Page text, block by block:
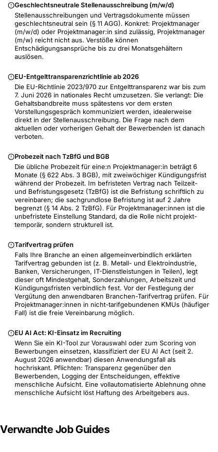
Geschlechtsneutrale Stellenausschreibung (m/w/d)
Stellenausschreibungen und Vertragsdokumente müssen
geschlechtsneutral sein (§ 11 AGG). Konkret: Projektmanager
(m/w/d) oder Projektmanager:in sind zulässig, Projektmanager
(m/w) reicht nicht aus. Verstöße können
Entschädigungsansprüche bis zu drei Monatsgehältern
auslösen.
EU-Entgelttransparenzrichtlinie ab 2026
Die EU-Richtlinie 2023/970 zur Entgelttransparenz war bis zum
7. Juni 2026 in nationales Recht umzusetzen. Sie verlangt: Die
Gehaltsbandbreite muss spätestens vor dem ersten
Vorstellungsgespräch kommuniziert werden, idealerweise
direkt in der Stellenausschreibung. Die Frage nach dem
aktuellen oder vorherigen Gehalt der Bewerbenden ist danach
verboten.
Probezeit nach TzBfG und BGB
Die übliche Probezeit für eine:n Projektmanager:in beträgt 6
Monate (§ 622 Abs. 3 BGB), mit zweiwöchiger Kündigungsfrist
während der Probezeit. Im befristeten Vertrag nach Teilzeit-
und Befristungsgesetz (TzBfG) ist die Befristung schriftlich zu
vereinbaren; die sachgrundlose Befristung ist auf 2 Jahre
begrenzt (§ 14 Abs. 2 TzBfG). Für Projektmanager:innen ist die
unbefristete Einstellung Standard, da die Rolle nicht projekt-
temporär, sondern strukturell ist.
Tarifvertrag prüfen
Falls Ihre Branche an einen allgemeinverbindlich erklärten
Tarifvertrag gebunden ist (z. B. Metall- und Elektroindustrie,
Banken, Versicherungen, IT-Dienstleistungen in Teilen), legt
dieser oft Mindestgehalt, Sonderzahlungen, Arbeitszeit und
Kündigungsfristen verbindlich fest. Vor der Festlegung der
Vergütung den anwendbaren Branchen-Tarifvertrag prüfen. Für
Projektmanager:innen in nicht-tarifgebundenen KMUs (häufiger
Fall) ist die freie Vereinbarung möglich.
EU AI Act: KI-Einsatz im Recruiting
Wenn Sie ein KI-Tool zur Vorauswahl oder zum Scoring von
Bewerbungen einsetzen, klassifiziert der EU AI Act (seit 2.
August 2026 anwendbar) diesen Anwendungsfall als
hochriskant. Pflichten: Transparenz gegenüber den
Bewerbenden, Logging der Entscheidungen, effektive
menschliche Aufsicht. Eine vollautomatisierte Ablehnung ohne
menschliche Aufsicht löst Haftung des Arbeitgebers aus.
Verwandte Job Guides